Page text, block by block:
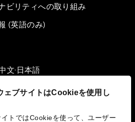
ェブサイトはCookieを使用し
イトではCookieを使って、ユーザー
ビリティへの取り組み
(英語のみ)
文▪ 日本語